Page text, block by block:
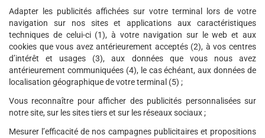
Adapter les publicités affichées sur votre terminal lors de votre
navigation sur nos sites et applications aux caractéristiques
techniques de celui-ci (1), à votre navigation sur le web et aux
cookies que vous avez antérieurement acceptés (2), à vos centres
d’intérêt et usages (3), aux données que vous nous avez
antérieurement communiquées (4), le cas échéant, aux données de
localisation géographique de votre terminal (5) ;
Vous reconnaître pour afficher des publicités personnalisées sur
notre site, sur les sites tiers et sur les réseaux sociaux ;
Mesurer l’efficacité de nos campagnes publicitaires et propositions